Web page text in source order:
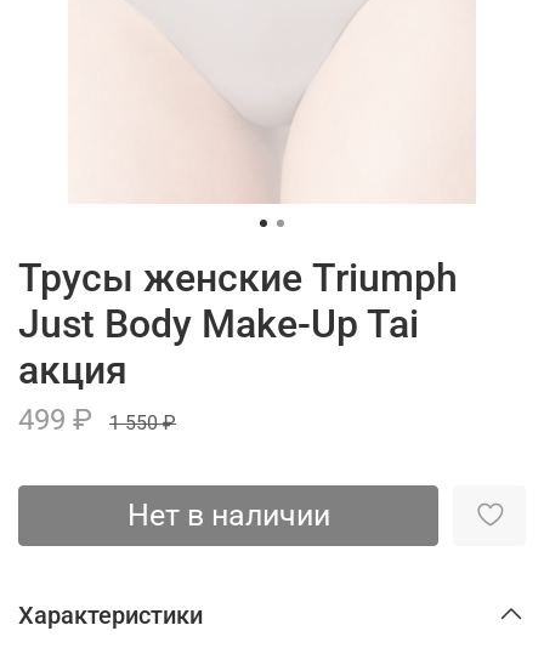
Трусы женские Triumph
Just Body Make-Up Tai
акция
499 ₽ 1 550 ₽
Нет в наличии
Характеристики